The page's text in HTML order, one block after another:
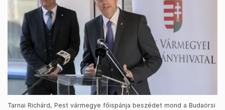
Tarnai Richárd, Pest vármegye főispánja beszédet mond a Budaörsi